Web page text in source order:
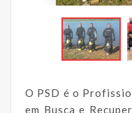
O PSD é o
em Busca e